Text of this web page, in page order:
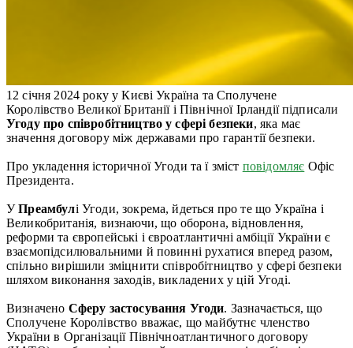
12 січня 2024 року у Києві Україна та Сполучене
Королівство Великої Британії і Північної Ірландії підписали
Угоду про співробітництво у сфері безпеки, яка має
значення договору між державами про гарантії безпеки.
Про укладення історичної Угоди та ї зміст повідомляє Офіс
Президента.
УПреамбулі Угоди, зокрема, йдеться про те що Україна і
Великобританія, визнаючи, що оборона, відновлення,
реформи та європейські і євроатлантичні амбіції України є
взаємопідсилювальними й повинні рухатися вперед разом,
спільно вирішили зміцнити співробітництво у сфері безпеки
шляхом виконання заходів, викладених у цій Угоді.
Визначено Сферу застосування Угоди. Зазначається, що
Сполучене Королівство вважає, що майбутнє членство
України в Організації Північноатлантичного договору